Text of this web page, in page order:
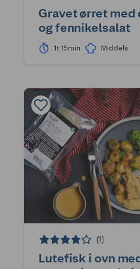
Gravet ørret
og fennikelsalat
1t 15min Middels
(1)
Lutefisk i ovn